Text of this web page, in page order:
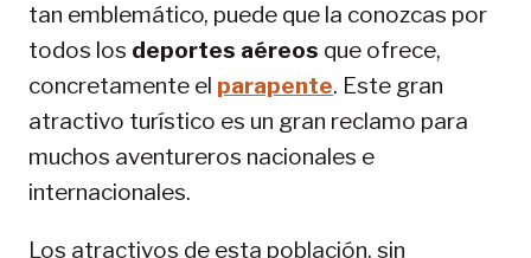
tan emblemático, puede que la conozcas por
todos los deportes aéreos que ofrece,
concretamente el parapente. Este gran
atractivo turístico es un gran reclamo para
muchos aventureros nacionales e
internacionales.
Los atractivos de esta población, sin